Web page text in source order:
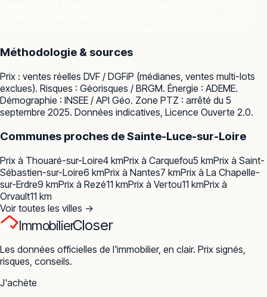
Méthodologie & sources
Prix : ventes réelles DVF / DGFiP (médianes, ventes multi-lots
exclues). Risques : Géorisques / BRGM. Énergie : ADEME.
Démographie : INSEE / API Géo. Zone PTZ : arrêté du 5
septembre 2025. Données indicatives, Licence Ouverte 2.0.
Communes proches deSainte-Luce-sur-Loire
Prix à Thouaré-sur-Loire4 kmPrix à Carquefou5 kmPrix à Saint-
Sébastien-sur-Loire6 kmPrix à Nantes7 kmPrix à La Chapelle-
sur-Erdre9 kmPrix à Rezé11 kmPrix à Vertou11 kmPrix à
Orvault11 km
Voir toutes les villes →
ImmobilierCloser
Les données officielles de l'immobilier, en clair. Prix signés,
risques, conseils.
J'achète